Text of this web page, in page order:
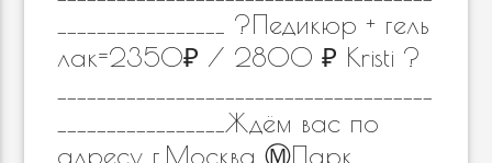
_________________ ?Педикюр + гель
лак=2350₽ / 2800 ₽ Kristi ?
_________________Ждём вас по
адресу г.Москва Ⓜ️Парк